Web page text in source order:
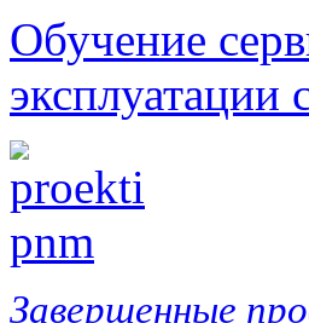
Обучение
Завершенные